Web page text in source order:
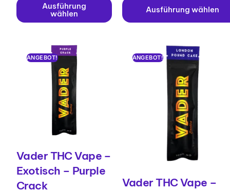
Ausführung
wählen Ausführung wählen
ANGEBOT!
Vader THC Vape –
Exotisch – Purple
Crack
ANGEBOT!
Vader THC Vape –